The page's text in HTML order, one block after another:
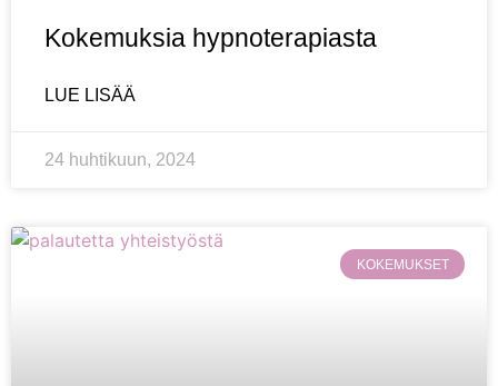
Kokemuksia hypnoterapiasta
LUE LISÄÄ
24 huhtikuun, 2024
KOKEMUKSET